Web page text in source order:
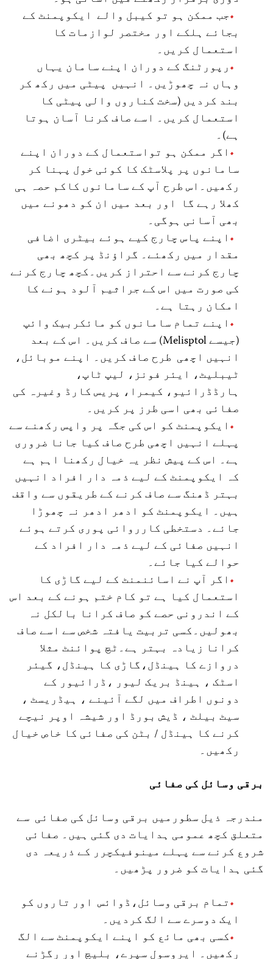
جب ممکن ہو تو کیبل والے ایکوپمنٹ کے
بجائے ہلکے اور مختصر لوازمات کا
استعمال کریں۔
رپورٹنگ کے دوران اپنے سامان یہاں
وہاں نہ چھوڑیں۔ انہیں پیٹی میں رکھ کر
بند کردیں (سخت کناروں والی پیٹی کا
استعمال کریں۔ اسے صاف کرنا آسان ہوتا
ہے)۔
اگر ممکن ہو تواستعمال کے دوران اپنے
سامانوں پر پلاسٹک کا کوئی خول پہنا کر
رکھیں۔اس طرح آپ کے سامانوں کاکم حصہ ہی
کھلا رہے گا اور بعد میں ان کو دھونے میں
بھی آسانی ہوگی۔
اپنے پاس چارج کیے ہوئے بیٹری اضافی
مقدار میں رکھئے۔ گراؤنڈ پر کچھ بھی
چارج کرنے سے احتراز کریں۔کچھ چارج کرنے
کی صورت میں اس کے جراثیم آلود ہونے کا
امکان رہتا ہے۔
اپنے تمام سامانوں کو مائکربیک وائپ
(جیسے Melisptol) سے صاف کریں۔ اس کے بعد
انہیں اچھی طرح صاف کریں۔ اپنے موبائل،
ٹیبلیٹ، ایئر فونز، لیپ ٹاپ،
ہارڈڈرائیو، کیمرا، پریس کارڈ وغیرہ کی
صفائی بھی اسی طرز پر کریں۔
ایکوپمنٹ کو اس کی جگہ پر واپس رکھنے سے
پہلے انہیں اچھی طرح صاف کیا جانا ضروری
ہے۔ اس کے پیش نظر یہ خیال رکھنا اہم ہے
کہ ایکوپمنٹ کے لیے ذمہ دار افراد انہیں
بہتر ڈھنگ سے صاف کرنے کے طریقوں سے واقف
ہیں۔ ایکوپمنٹ کو ادھر ادھر نہ چھوڑا
جائے۔ دستخطی کارروائی پوری کرتے ہوئے
انہیں صفائی کے لیے ذمہ دار افراد کے
حوالے کیا جائے۔
اگر آپ نے اسائنمنٹ کے لیے گاڑی کا
استعمال کیا ہے تو کام ختم ہونے کے بعد اس
کے اندرونی حصے کو صاف کرانا بالکل نہ
بھولیں۔کسی تربیت یافتہ شخص سے اسے صاف
کرانا زیادہ بہتر ہے۔ٹچ پوائنٹ مثلا
دروازے کا ہینڈل،گاڑی کا ہینڈل، گیئر
اسٹک ، ہینڈ بریک لیور ،ڈرائیور کے
دونوں اطراف میں لگے آئینے ، ہیڈریسٹ ،
سیٹ بیلٹ ، ڈیش بورڈ اور شیشہ اوپر نیچے
کرنے کا ہینڈل / بٹن کی صفائی کا خاص خیال
رکھیں۔
برقی وسائل کی صفائی
مندرجہ ذیل سطورمیں برقی وسائل کی صفائی سے
متعلق کچھ عمومی ہدایات دی گئی ہیں۔ صفائی
شروع کرنے سے پہلے مینوفیکچرر کے ذریعہ دی
گئی ہدایات کو ضرور پڑھیں۔
تمام برقی وسائل،ڈوائس اور تاروں کو
ایک دوسرے سے الگ کردیں۔
کسی بھی مائع کو اپنے ایکوپمنٹ سے الگ
رکھیں۔ ایروسول سپرے، بلیچ اور رگڑنے